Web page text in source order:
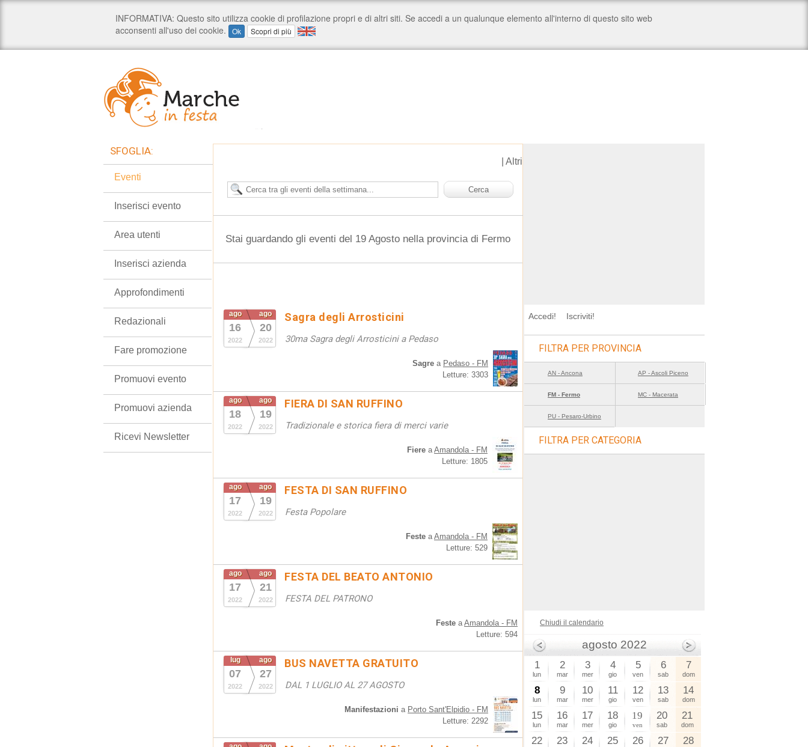
Altri
Stai guardando gli eventi del 19 Agosto nella provincia di Fermo
ago
16
2022
ago
20
2022
Sagra degli Arrosticini
30ma Sagra degli Arrosticini a Pedaso
Sagre a Pedaso - FM
Letture: 3303
ago
18
2022
ago
19
2022
FIERA DI SAN RUFFINO
Tradizionale e storica fiera di merci varie
Fiere aAmandola - FM
Letture: 1805
ago
17
2022
ago
19
2022
FESTA DI SAN RUFFINO
Festa Popolare
Feste aAmandola - FM
Letture: 529
ago
17
2022
ago
21
2022
FESTA DEL BEATO ANTONIO
FESTA DEL PATRONO
Feste aAmandola - FM
Letture: 594
lug
07
2022
ago
27
2022
BUS NAVETTA GRATUITO
DAL 1 LUGLIO AL 27 AGOSTO
Manifestazioni a Porto Sant'Elpidio - FM
Letture: 2292
SFOGLIA:
Eventi
Inserisci evento
Area utenti
Inserisci azienda
Approfondimenti
Redazionali
Fare promozione
Promuovi evento
Promuovi azienda
Ricevi Newsletter
Accedi! Iscriviti!
FILTRA PER PROVINCIA
AN - Ancona AP - Ascoli Piceno
FM - Fermo MC - Macerata
PU - Pesaro-Urbino
FILTRA PER CATEGORIA
Chiudi il calendario
agosto 2022
1
lun
2
mar
3
mer
4
gio
5
ven
6
sab
7
dom
8
lun
9
mar
10
mer
11
gio
12
ven
13
sab
14
dom
15
lun
16
mar
17
mer
18
gio
19
ven
20
sab
21
dom
22 23 24 25 26 27 28